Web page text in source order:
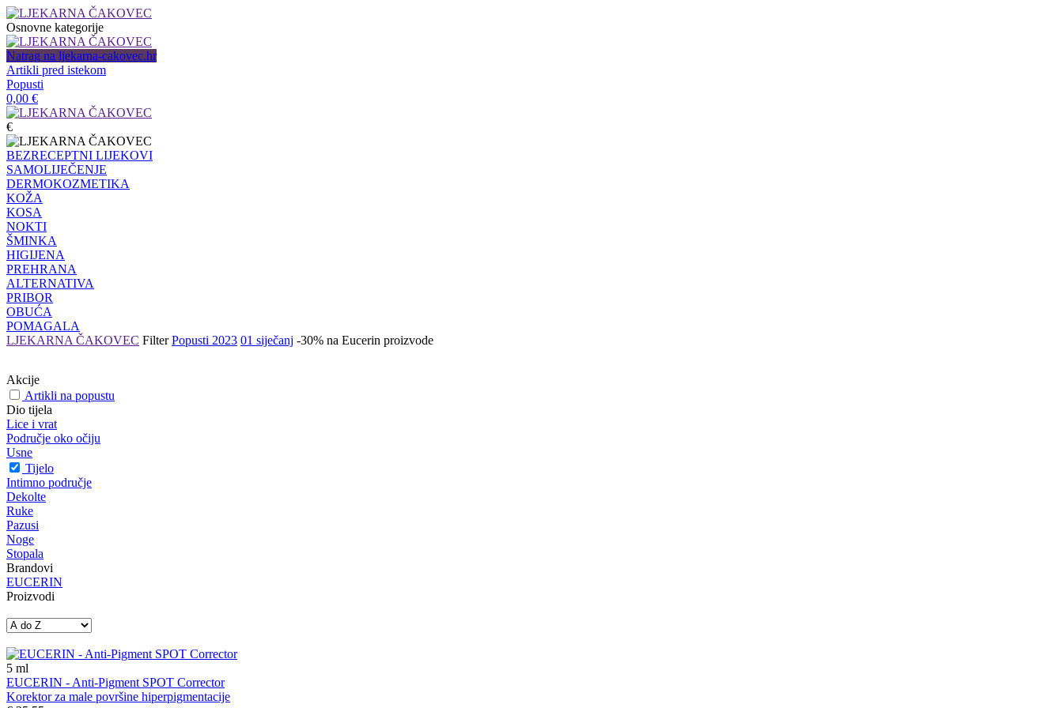
Osnovne kategorije
Natrag na ljekarna-cakovec.hr
Artikli pred istekom
Popusti
0,00 €
€
BEZRECEPTNI LIJEKOVI
SAMOLIJEČENJE
DERMOKOZMETIKA
KOŽA
KOSA
NOKTI
ŠMINKA
HIGIJENA
PREHRANA
ALTERNATIVA
PRIBOR
OBUĆA
POMAGALA
LJEKARNA ČAKOVEC Filter Popusti 2023 01 siječanj -30% na Eucerin proizvode
Akcije
Artikli na popustu
Dio tijela
Lice i vrat
Područje oko očiju
Usne
Tijelo
Intimno područje
Dekolte
Ruke
Pazusi
Noge
Stopala
Brandovi
EUCERIN
Proizvodi
5 ml
EUCERIN - Anti-Pigment SPOT Corrector
Korektor za male površine hiperpigmentacije